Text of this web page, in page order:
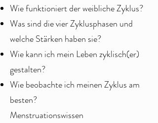
Wie funktioniert der weibliche Zyklus?
Was sind die vier Zyklusphasen und
welche Stärken haben sie?
Wie kann ich mein Leben zyklisch(er)
gestalten?
Wie beobachte ich meinen Zyklus am
besten?
Menstruationswissen